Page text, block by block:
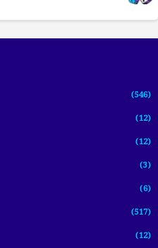
(546)
(12)
(12)
(3)
(6)
(517)
(12)